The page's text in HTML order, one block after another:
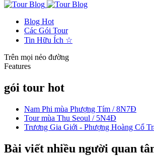
Blog Hot
Các Gói Tour
Tin Hữu Ích ☆
Trên mọi nẻo đường
Features
gói tour hot
Nam Phi mùa Phượng Tím / 8N7Đ
Tour mùa Thu Seoul / 5N4Đ
Trương Gia Giới - Phượng Hoàng Cổ
Bài viết nhiều người quan